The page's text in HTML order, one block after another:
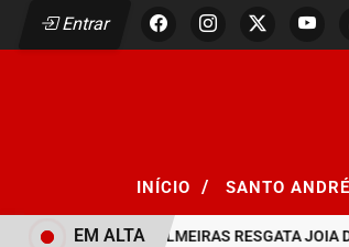
Entrar
INÍCIO / SANTO ANDRÉ
VACINAÇÃO PALMEIRAS RESGATA JOIA DO
EM ALTA